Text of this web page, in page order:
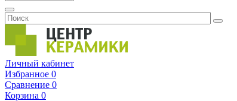
Личный кабинет
Избранное 0
Сравнение 0
Корзина 0